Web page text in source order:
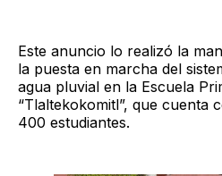
Este anuncio lo realizó la
la puesta en marcha del
agua pluvial en la Escuela
“Tlaltekokomitl”, que cuenta
400 estudiantes.